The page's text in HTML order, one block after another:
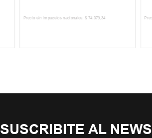
Precio sin impuestos nacionales: $ 74.379 ,34
SUSCRIBITE AL